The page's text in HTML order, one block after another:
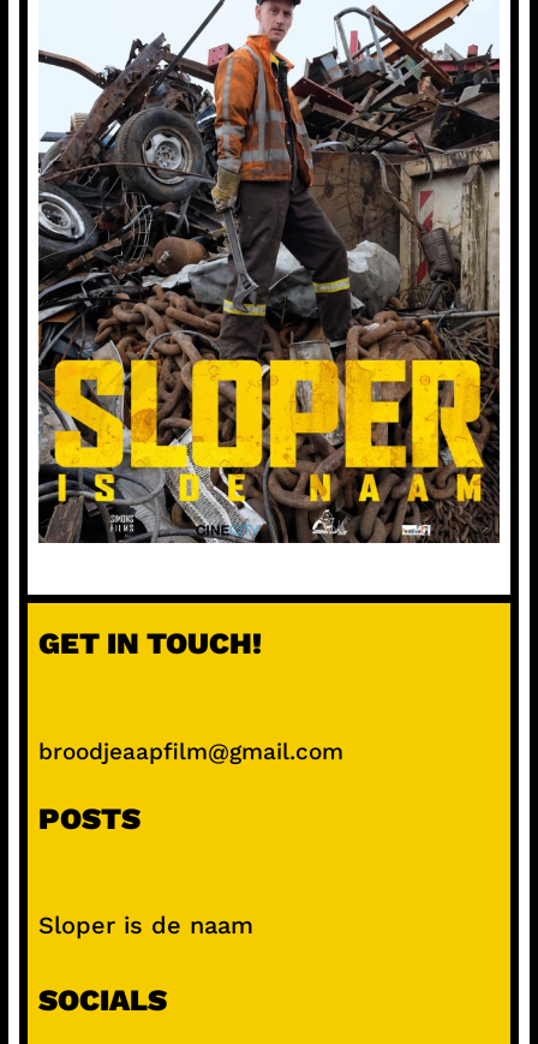
GET IN TOUCH!
broodjeaapfilm@gmail.com
POSTS
Sloper is de naam
SOCIALS